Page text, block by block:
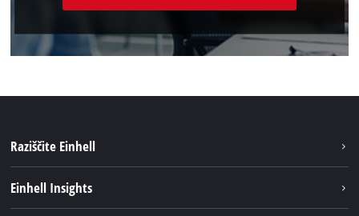
Raziščite Einhell
Einhell Insights